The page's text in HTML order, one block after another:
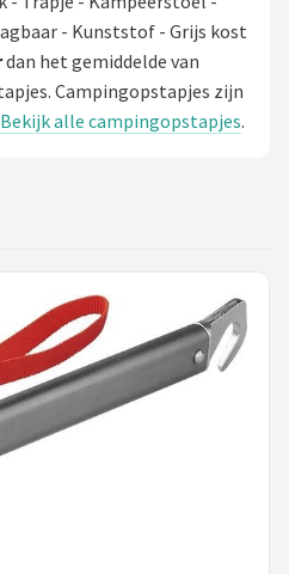
- Kunststof - Grijs kost
dan het gemiddelde van
Campingopstapjes zijn
Bekijk alle campingopstapjes.